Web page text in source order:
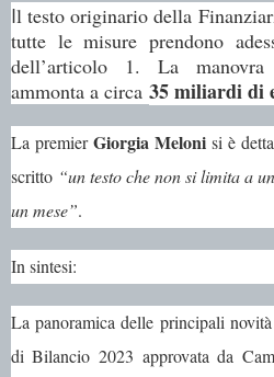
Il testo originario della
tutte le misure prendono
dell’articolo 1. La manovra
ammonta a circa 35 miliardi di
La premierGiorgia Melonisi è detta
scritto “un testo che non si limita a
un mese”.
In sintesi:
La panoramica delle principali
di Bilancio 2023 approvata da